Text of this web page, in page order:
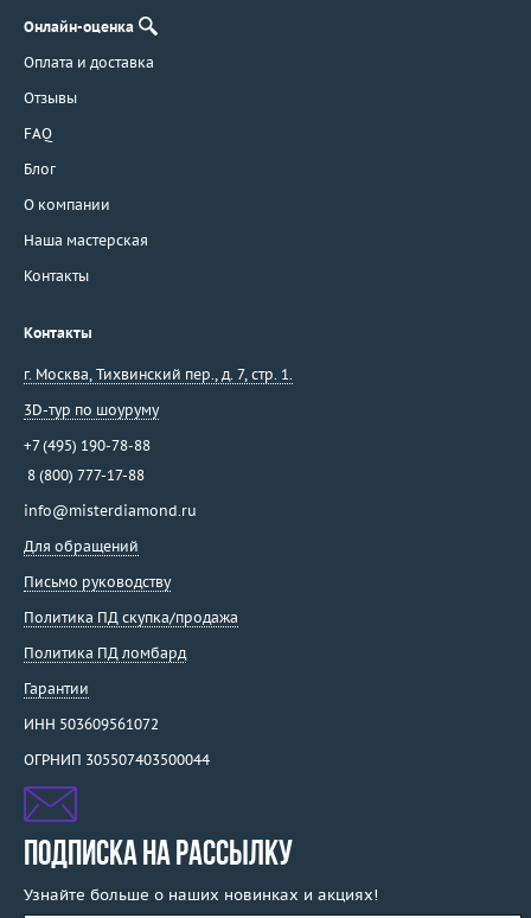
Онлайн-оценка
Оплата и доставка
Отзывы
FAQ
Блог
О компании
Наша мастерская
Контакты
Контакты
г. Москва, Тихвинский пер., д. 7, стр. 1.
3D-тур по шоуруму
+7 (495) 190-78-88
8 (800) 777-17-88
info@misterdiamond.ru
Для обращений
Письмо руководству
Политика ПД скупка/продажа
Политика ПД ломбард
Гарантии
ИНН 503609561072
ОГРНИП 305507403500044
ПОДПИСКА НА РАССЫЛКУ
Узнайте больше о наших новинках и акциях!